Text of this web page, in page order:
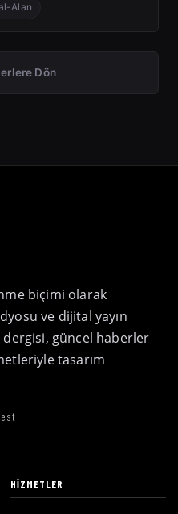
Alan
Dön
biçimi olarak
ve dijital yayın
dergisi, güncel haberler
tasarım
HIZMETLER